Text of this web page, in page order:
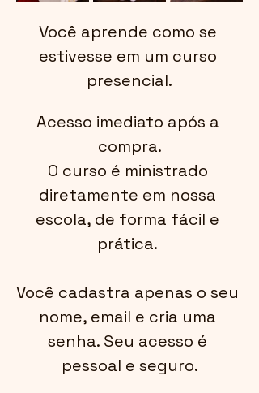
Você aprende como se
estivesse em um curso
presencial.
Acesso imediato após a
compra.
O curso é ministrado
diretamente em nossa
escola, de forma fácil e
prática.
Você cadastra apenas o seu
nome, email e cria uma
senha. Seu acesso é
pessoal e seguro.